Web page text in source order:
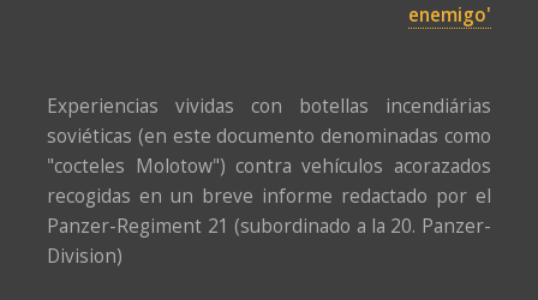
enemigo'
Experiencias vividas con botellas incendiárias
soviéticas (en este documento denominadas como
"cocteles Molotow") contra vehículos acorazados
recogidas en un breve informe redactado por el
Panzer-Regiment 21 (subordinado a la 20. Panzer-
Division)